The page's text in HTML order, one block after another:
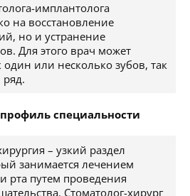
имплантолога
на восстановление
но и устранение
Для этого врач может
или несколько зубов, так
специальности
– узкий раздел
занимается лечением
рта путем проведения
Стоматолог-хирург